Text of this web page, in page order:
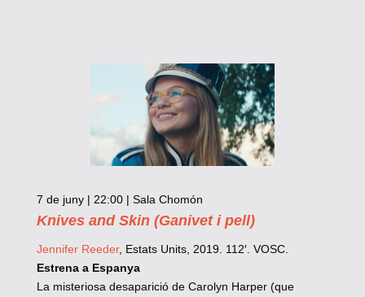
7 de juny | 22:00 | Sala Chomón
Knives and Skin (Ganivet i pell)
Jennifer Reeder, Estats Units, 2019. 112′. VOSC.
Estrena a Espanya
La misteriosa desaparició de Carolyn Harper (que